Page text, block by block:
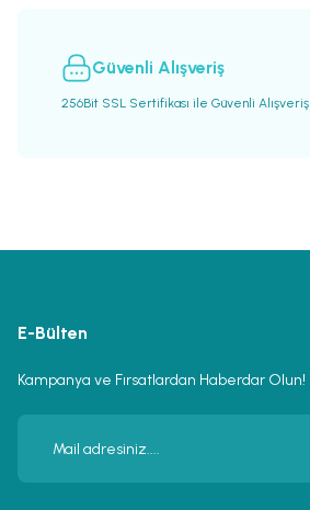
Güvenli Alışveriş
256Bit SSL Sertifikası ile Güvenli Alışveriş
E-Bülten
Kampanya ve Fırsatlardan Haberdar Olun!